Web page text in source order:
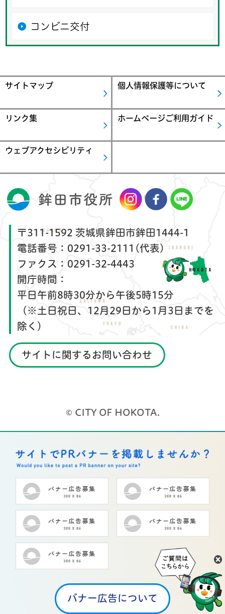
コンビニ交付
サイトマップ 個人情報保護等について
リンク集 ホームページご利用ガイド
ウェブアクセシビリティ
〒311-1592 茨城県鉾田市鉾田1444-1
電話番号： 0291-33-2111(代表)
ファクス： 0291-32-4443
開庁時間：
平日午前8時30分から午後5時15分
（※土日祝日、12月29日から1月3日までを
除く）
サイトに関するお問い合わせ
© CITY OF HOKOTA.
バナー広告について